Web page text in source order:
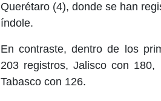
Querétaro (4), donde se han
índole.
En contraste, dentro de los
203 registros, Jalisco con
Tabasco con 126.